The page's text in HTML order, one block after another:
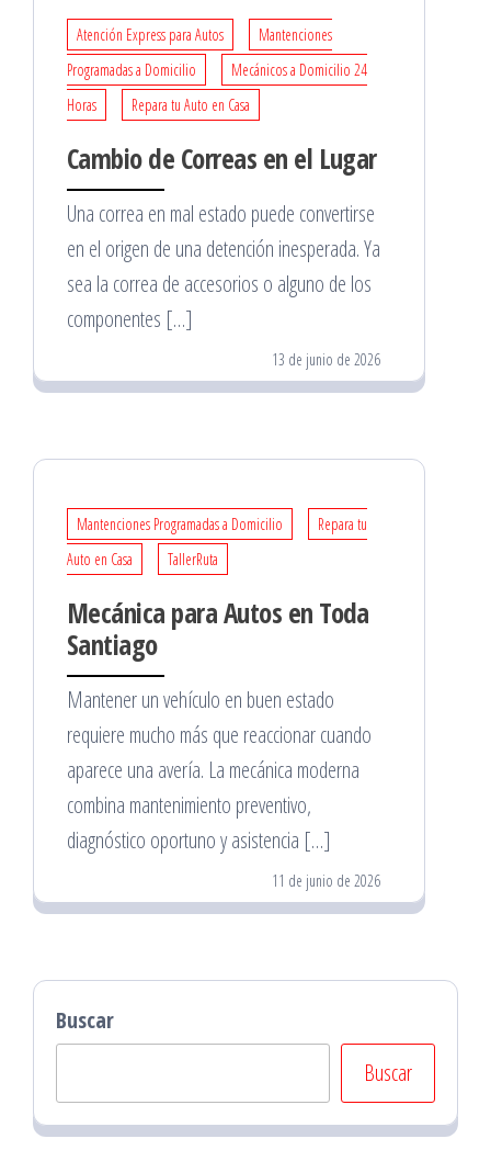
Atención Express para Autos
Mantenciones
Programadas a Domicilio
Mecánicos a Domicilio 24
Horas
Repara tu Auto en Casa
Cambio de Correas en el Lugar
Una correa en mal estado puede convertirse
en el origen de una detención inesperada. Ya
sea la correa de accesorios o alguno de los
componentes […]
13 de junio de 2026
Mantenciones Programadas a Domicilio
Repara tu
Auto en Casa
TallerRuta
Mecánica para Autos en Toda
Santiago
Mantener un vehículo en buen estado
requiere mucho más que reaccionar cuando
aparece una avería. La mecánica moderna
combina mantenimiento preventivo,
diagnóstico oportuno y asistencia […]
11 de junio de 2026
Buscar
Buscar